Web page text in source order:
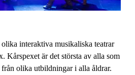
interaktiva musikaliska teatrar
Kårspexet är det största av alla som
från olika utbildningar i alla åldrar.